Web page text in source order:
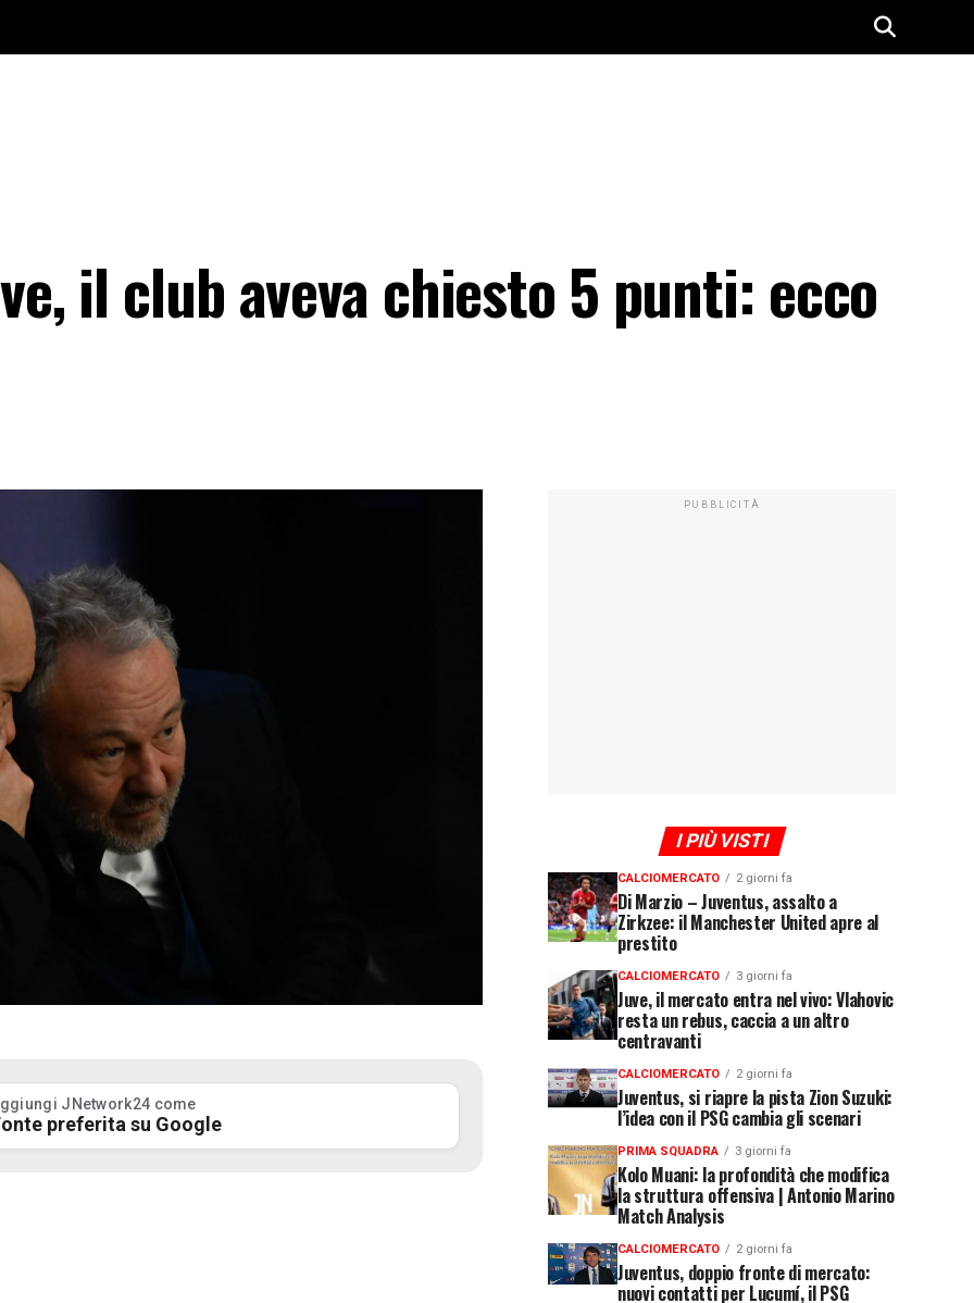
il club aveva chiesto 5 punti: ecco
JNetwork24 come
preferita su Google
PUBBLICITÀ
I PIÙ VISTI
CALCIOMERCATO 2 giorni fa
Di Marzio – Juventus, assalto a
Zirkzee: il Manchester United apre al
prestito
CALCIOMERCATO 3 giorni fa
Juve, il mercato entra nel vivo: Vlahovic
resta un rebus, caccia a un altro
centravanti
CALCIOMERCATO 2 giorni fa
Juventus, si riapre la pista Zion Suzuki:
l’idea con il PSG cambia gli scenari
PRIMA SQUADRA 3 giorni fa
Kolo Muani: la profondità che modifica
la struttura offensiva | Antonio Marino
Match Analysis
CALCIOMERCATO 2 giorni fa
Juventus, doppio fronte di mercato:
nuovi contatti per Lucumí, il PSG